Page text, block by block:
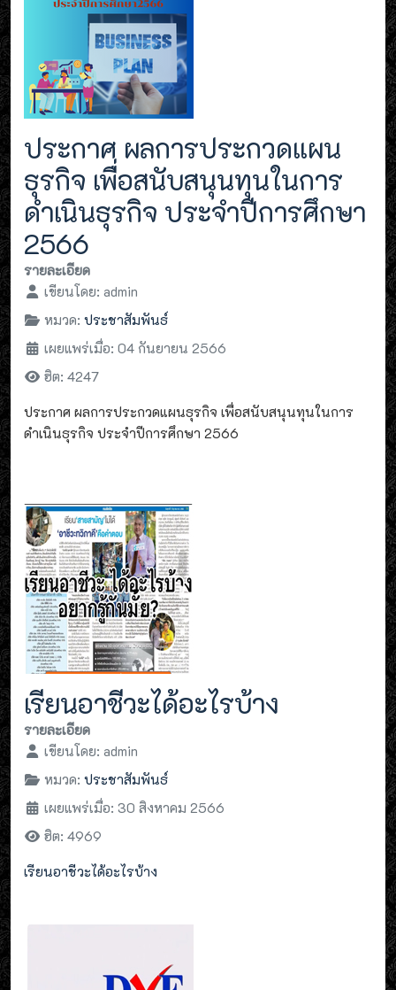
ประกาศ ผลการประกวดแผน
ธุรกิจ เพื่อสนับสนุนทุนในการ
ดำเนินธุรกิจ ประจำปีการศึกษา
2566
รายละเอียด
เขียนโดย: admin
หมวด: ประชาสัมพันธ์
เผยแพร่เมื่อ: 04 กันยายน 2566
ฮิต: 4247
ประกาศ ผลการประกวดแผนธุรกิจ เพื่อสนับสนุนทุนในการ
ดำเนินธุรกิจ ประจำปีการศึกษา 2566
เรียนอาชีวะได้อะไรบ้าง
รายละเอียด
เขียนโดย: admin
หมวด: ประชาสัมพันธ์
เผยแพร่เมื่อ: 30 สิงหาคม 2566
ฮิต: 4969
เรียนอาชีวะได้อะไรบ้าง